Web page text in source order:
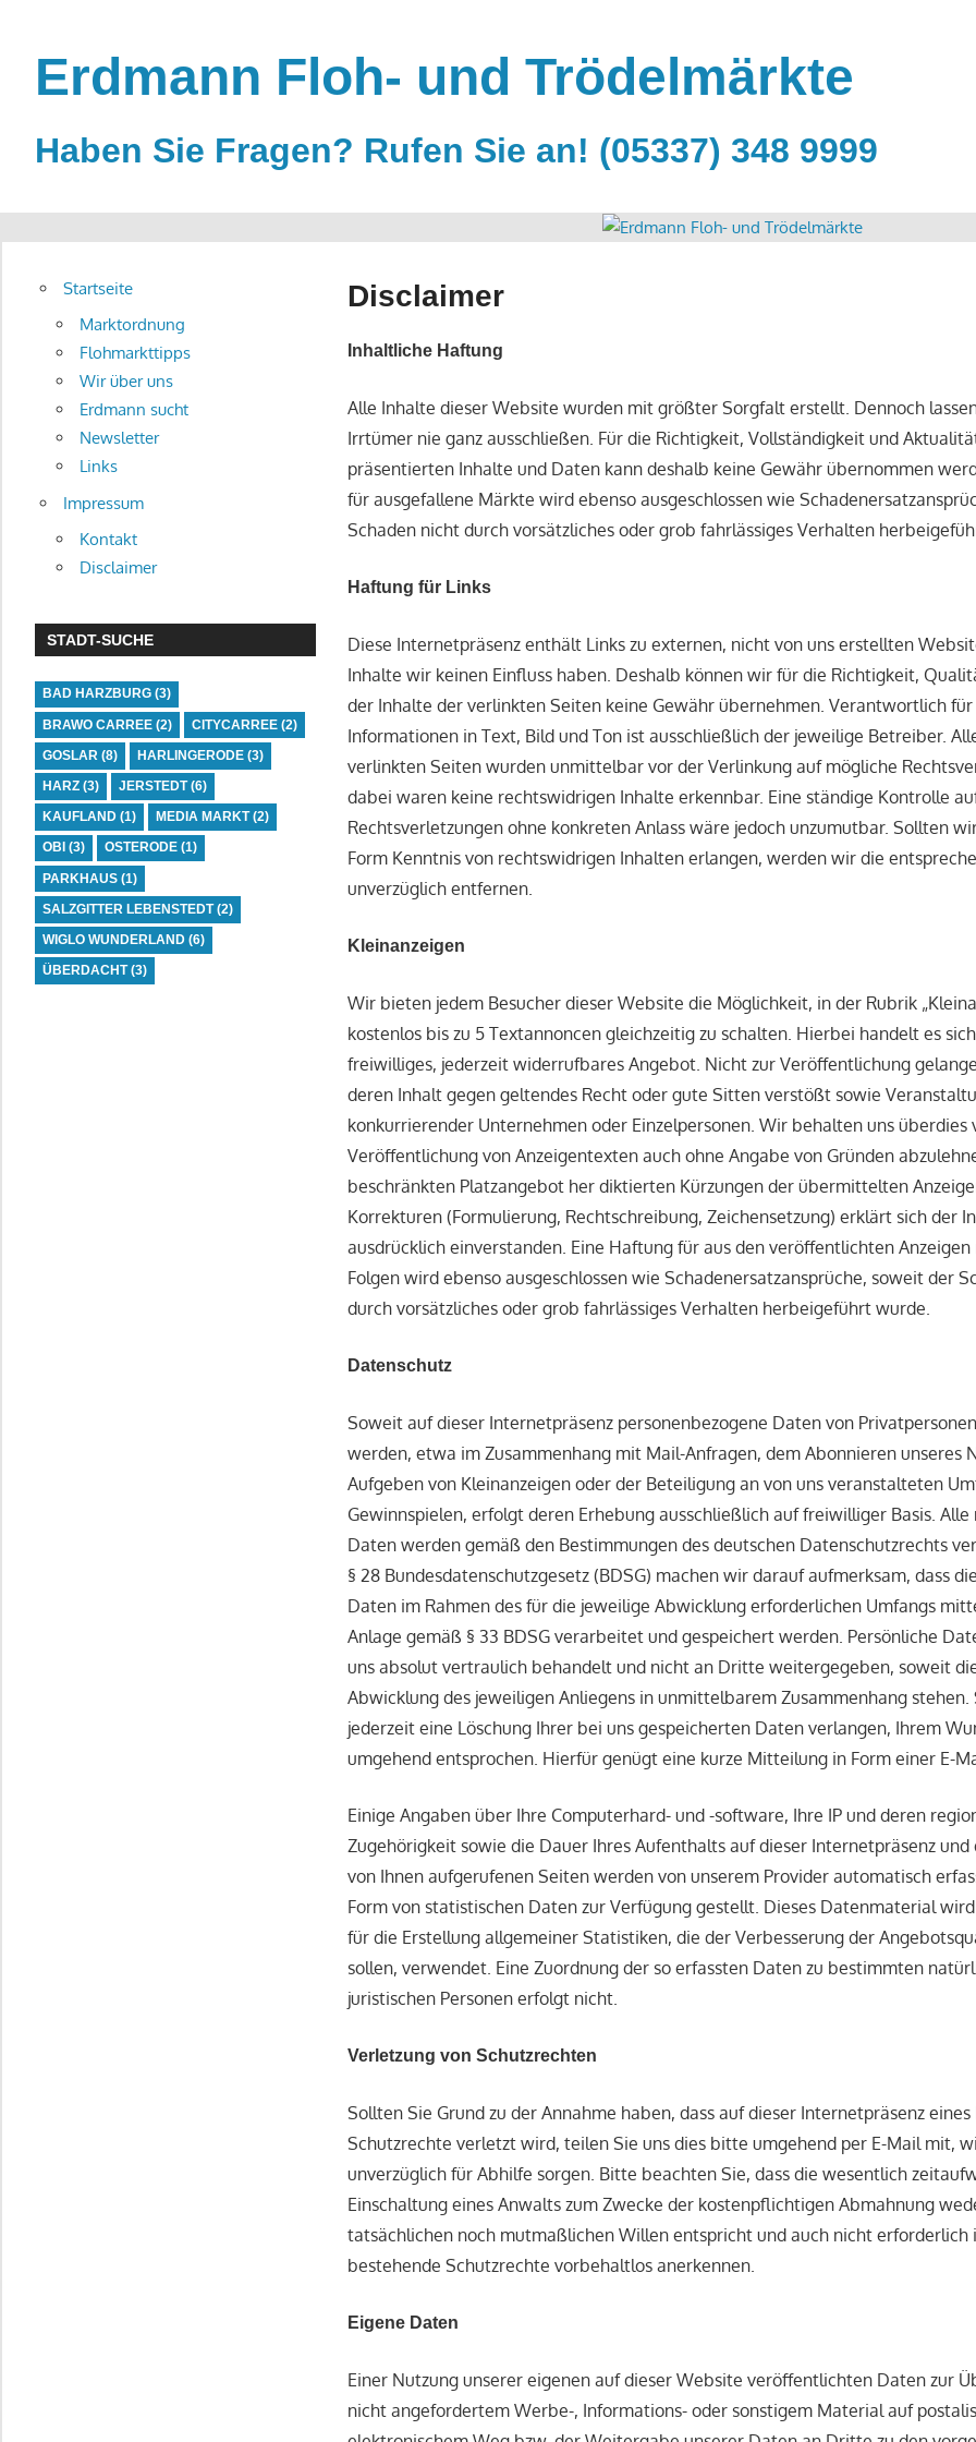
springenErdmann Floh- und Trödelmärkte
Haben Sie Fragen? Rufen Sie an! (05337) 348 9999
Disclaimer
Inhaltliche Haftung
Alle Inhalte dieser Website wurden mit größter Sorgfalt erstellt. Dennoch
Irrtümer nie ganz ausschließen. Für die Richtigkeit, Vollständigkeit und
präsentierten Inhalte und Daten kann deshalb keine Gewähr übernommen
für ausgefallene Märkte wird ebenso ausgeschlossen wie
Schaden nicht durch vorsätzliches oder grob fahrlässiges Verhalten
Haftung für Links
Diese Internetpräsenz enthält Links zu externen, nicht von uns erstellten
Inhalte wir keinen Einfluss haben. Deshalb können wir für die Richtigkeit,
der Inhalte der verlinkten Seiten keine Gewähr übernehmen. Verantwortlich
Informationen in Text, Bild und Ton ist ausschließlich der jeweilige Betreiber.
verlinkten Seiten wurden unmittelbar vor der Verlinkung auf mögliche
dabei waren keine rechtswidrigen Inhalte erkennbar. Eine ständige Kontrolle
Rechtsverletzungen ohne konkreten Anlass wäre jedoch unzumutbar. Sollten
Form Kenntnis von rechtswidrigen Inhalten erlangen, werden wir die
unverzüglich entfernen.
Kleinanzeigen
Wir bieten jedem Besucher dieser Website die Möglichkeit, in der Rubrik
kostenlos bis zu 5 Textannoncen gleichzeitig zu schalten. Hierbei handelt es
freiwilliges, jederzeit widerrufbares Angebot. Nicht zur Veröffentlichung
deren Inhalt gegen geltendes Recht oder gute Sitten verstößt sowie
konkurrierender Unternehmen oder Einzelpersonen. Wir behalten uns überdies
Veröffentlichung von Anzeigentexten auch ohne Angabe von Gründen
beschränkten Platzangebot her diktierten Kürzungen der übermittelten
Korrekturen (Formulierung, Rechtschreibung, Zeichensetzung) erklärt sich der
ausdrücklich einverstanden. Eine Haftung für aus den veröffentlichten
Folgen wird ebenso ausgeschlossen wie Schadenersatzansprüche, soweit der
durch vorsätzliches oder grob fahrlässiges Verhalten herbeigeführt wurde.
Datenschutz
Soweit auf dieser Internetpräsenz personenbezogene Daten von
werden, etwa im Zusammenhang mit Mail-Anfragen, dem Abonnieren unseres
Aufgeben von Kleinanzeigen oder der Beteiligung an von uns veranstalteten
Gewinnspielen, erfolgt deren Erhebung ausschließlich auf freiwilliger Basis.
Daten werden gemäß den Bestimmungen des deutschen Datenschutzrechts
§ 28 Bundesdatenschutzgesetz (BDSG) machen wir darauf aufmerksam, dass
Daten im Rahmen des für die jeweilige Abwicklung erforderlichen Umfangs
Anlage gemäß § 33 BDSG verarbeitet und gespeichert werden. Persönliche
uns absolut vertraulich behandelt und nicht an Dritte weitergegeben, soweit
Abwicklung des jeweiligen Anliegens in unmittelbarem Zusammenhang stehen.
jederzeit eine Löschung Ihrer bei uns gespeicherten Daten verlangen, Ihrem
umgehend entsprochen. Hierfür genügt eine kurze Mitteilung in Form einer E-
Einige Angaben über Ihre Computerhard- und -software, Ihre IP und deren
Zugehörigkeit sowie die Dauer Ihres Aufenthalts auf dieser Internetpräsenz und
von Ihnen aufgerufenen Seiten werden von unserem Provider automatisch
Form von statistischen Daten zur Verfügung gestellt. Dieses Datenmaterial
für die Erstellung allgemeiner Statistiken, die der Verbesserung der
sollen, verwendet. Eine Zuordnung der so erfassten Daten zu bestimmten
juristischen Personen erfolgt nicht.
Verletzung von Schutzrechten
Sollten Sie Grund zu der Annahme haben, dass auf dieser Internetpräsenz eines
Schutzrechte verletzt wird, teilen Sie uns dies bitte umgehend per E-Mail mit,
unverzüglich für Abhilfe sorgen. Bitte beachten Sie, dass die wesentlich
Einschaltung eines Anwalts zum Zwecke der kostenpflichtigen Abmahnung
tatsächlichen noch mutmaßlichen Willen entspricht und auch nicht erforderlich
bestehende Schutzrechte vorbehaltlos anerkennen.
Eigene Daten
Einer Nutzung unserer eigenen auf dieser Website veröffentlichten Daten zur
nicht angefordertem Werbe-, Informations- oder sonstigem Material auf
Startseite
Marktordnung
Flohmarkttipps
Wir über uns
Erdmann sucht
Newsletter
Links
Impressum
Kontakt
Disclaimer
STADT-SUCHE
BAD HARZBURG (3)
BRAWO CARREE (2) CITYCARREE (2)
GOSLAR (8) HARLINGERODE (3)
HARZ (3) JERSTEDT(6)
KAUFLAND (1) MEDIA MARKT(2)
OBI (3) OSTERODE (1)
PARKHAUS (1)
SALZGITTER LEBENSTEDT(2)
WIGLO WUNDERLAND (6)
ÜBERDACHT(3)